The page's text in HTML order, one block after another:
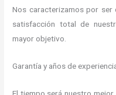
Nos caracterizamos por ser
satisfacción total de
mayor objetivo.
Garantía y años de